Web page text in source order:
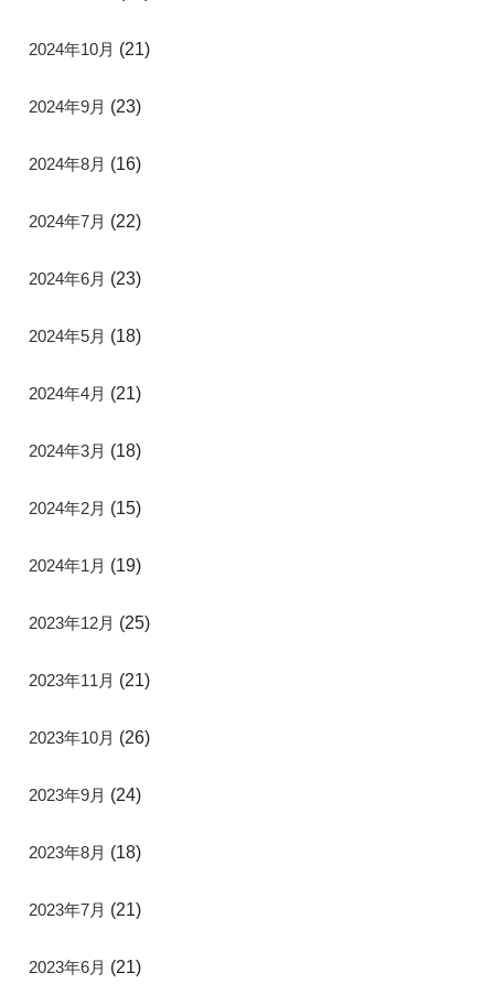
2024年10月 (21)
2024年9月 (23)
2024年8月 (16)
2024年7月 (22)
2024年6月 (23)
2024年5月 (18)
2024年4月 (21)
2024年3月 (18)
2024年2月 (15)
2024年1月 (19)
2023年12月 (25)
2023年11月 (21)
2023年10月 (26)
2023年9月 (24)
2023年8月 (18)
2023年7月 (21)
2023年6月 (21)